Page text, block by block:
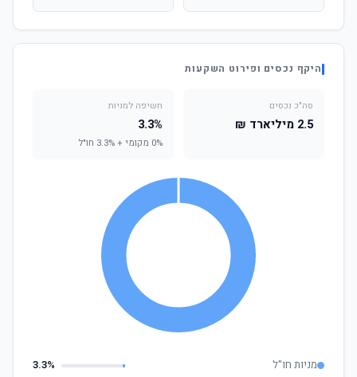
היקף נכסים ופירוט השקעות
סה"כ נכסים
2.5 מיליארד ₪
חשיפה למניות
3.3%
0% מקומי + 3.3% חו"ל
מניות חו"ל 3.3%